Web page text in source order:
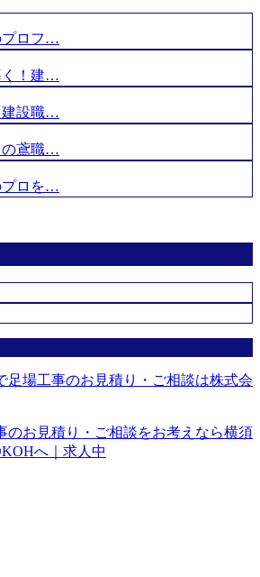
プロフ…
く！建…
建設職…
の鳶職…
プロを…
のお見積り・ご相談をお考えなら横須
へ｜求人中